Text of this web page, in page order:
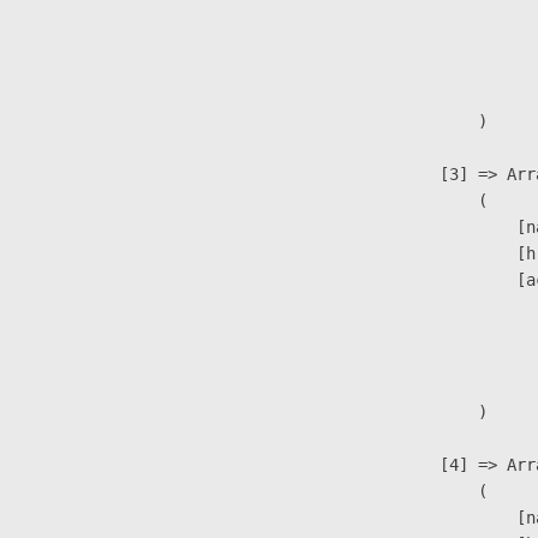
                        )
[3] =>
                        (
                        )
[4] =>
                        (